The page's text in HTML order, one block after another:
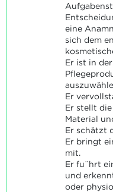
eine
sich dem
Er ist in
Er
Er stellt
Material
Er schätzt
Er bringt
mit.
Er fu¨hrt
und
oder